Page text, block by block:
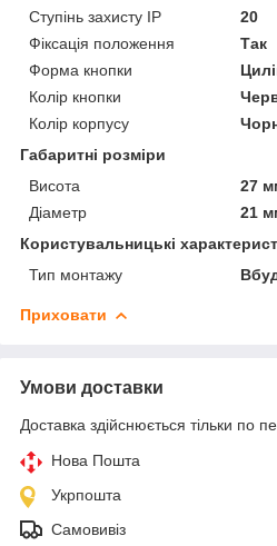
Ступінь захисту IP
20
Фіксація положення
Так
Форма кнопки
Колір кнопки
Колір корпусу
Габаритні розміри
Висота
27
Діаметр
21
Користувальницькі
Тип монтажу
Приховати
Умови доставки
Доставка здійснюється тільки по
Нова Пошта
Укрпошта
Самовивіз